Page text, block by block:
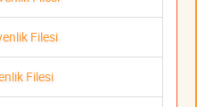
Filesi
Filesi